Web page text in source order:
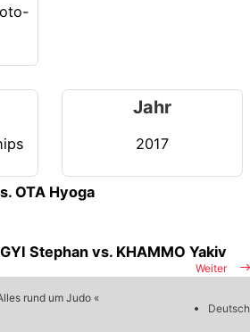
Jahr
2017
OTA Hyoga
Weiter
Stephan vs. KHAMMO Yakiv
rund um Judo «
Deutsch